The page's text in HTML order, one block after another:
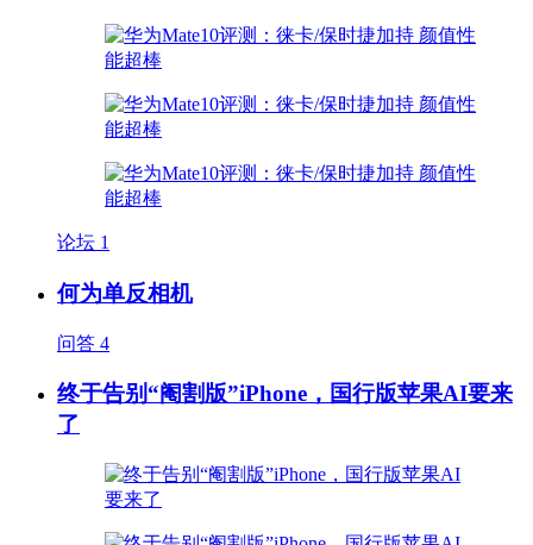
论坛 1
何为单反相机
问答 4
终于告别“阉割版”iPhone，国行版苹果AI要来
了